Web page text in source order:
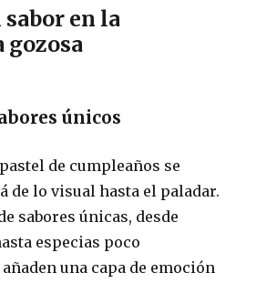
en la
gozosa
únicos
de cumpleaños se
de lo visual hasta el paladar.
sabores únicas, desde
especias poco
una capa de emoción